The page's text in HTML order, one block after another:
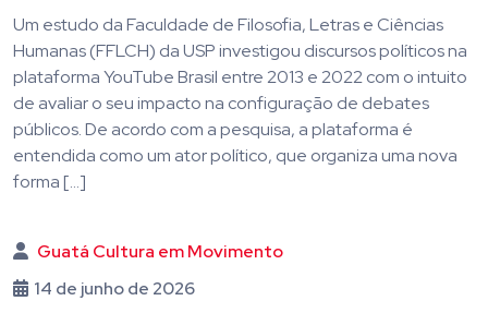
Um estudo da Faculdade de Filosofia, Letras e Ciências
Humanas (FFLCH) da USP investigou discursos políticos na
plataforma YouTube Brasil entre 2013 e 2022 com o intuito
de avaliar o seu impacto na configuração de debates
públicos. De acordo com a pesquisa, a plataforma é
entendida como um ator político, que organiza uma nova
forma […]
Guatá Cultura em Movimento
14 de junho de 2026